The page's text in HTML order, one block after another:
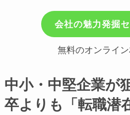
会社の魅力発掘
無料のオンライ
中小・中堅企業が
卒よりも「転職潜